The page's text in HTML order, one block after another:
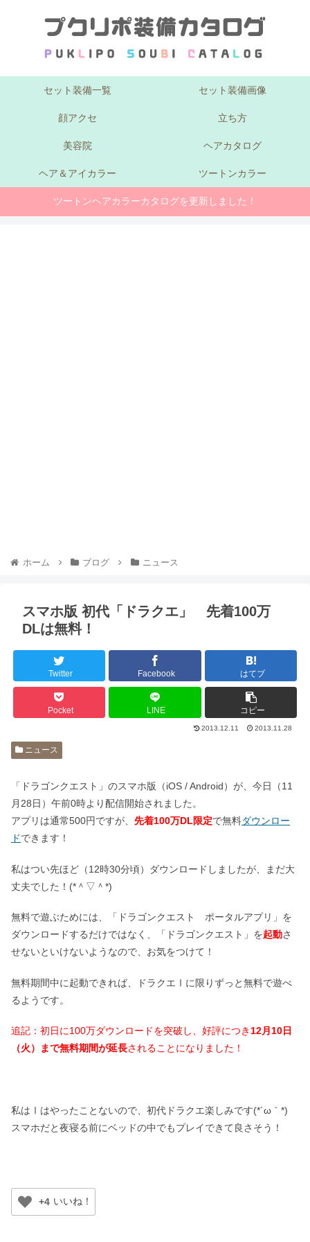
セット装備一覧 セット装備画像
顔アクセ 立ち方
美容院 ヘアカタログ
ヘア＆アイカラー ツートンカラー
ツートンヘアカラーカタログを更新しました！
ホーム ブログ ニュース
スマホ版 初代「ドラクエ」 先着100万
DLは無料！
Twitter Facebook はてブ
Pocket LINE コピー
2013.12.11 2013.11.28
ニュース
「ドラゴンクエスト」のスマホ版（iOS / Android）が、今日（11
月28日）午前0時より配信開始されました。
アプリは通常500円ですが、 先着100万DL限定で無料ダウンロー
ドできます！
私はつい先ほど（12時30分頃）ダウンロードしましたが、まだ大
丈夫でした！(*＾▽＾*)
無料で遊ぶためには、「ドラゴンクエスト ポータルアプリ」を
ダウンロードするだけではなく、「ドラゴンクエスト」を起動さ
せないといけないようなので、お気をつけて！
無料期間中に起動できれば、ドラクエⅠに限りずっと無料で遊べ
るようです。
追記：初日に100万ダウンロードを突破し、好評につき12月10日
（火）まで無料期間が延長されることになりました！
私はⅠはやったことないので、初代ドラクエ楽しみです(*´ω｀*)
スマホだと夜寝る前にベッドの中でもプレイできて良さそう！
+4